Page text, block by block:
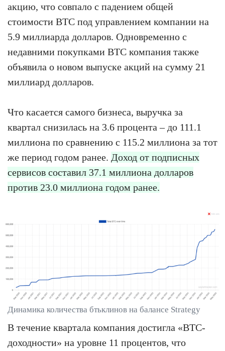
акцию, что совпало с падением общей
стоимости BTC под управлением компании на
5.9 миллиарда долларов. Одновременно с
недавними покупками BTC компания также
объявила о новом выпуске акций на сумму 21
миллиард долларов.
Что касается самого бизнеса, выручка за
квартал снизилась на 3.6 процента – до 111.1
миллиона по сравнению с 115.2 миллиона за тот
же период годом ранее. Доход от подписных
сервисов составил 37.1 миллиона долларов
против 23.0 миллиона годом ранее.
Динамика количества бтьклинов на балансе Strategy
В течение квартала компания достигла «BTC-
доходности» на уровне 11 процентов, что